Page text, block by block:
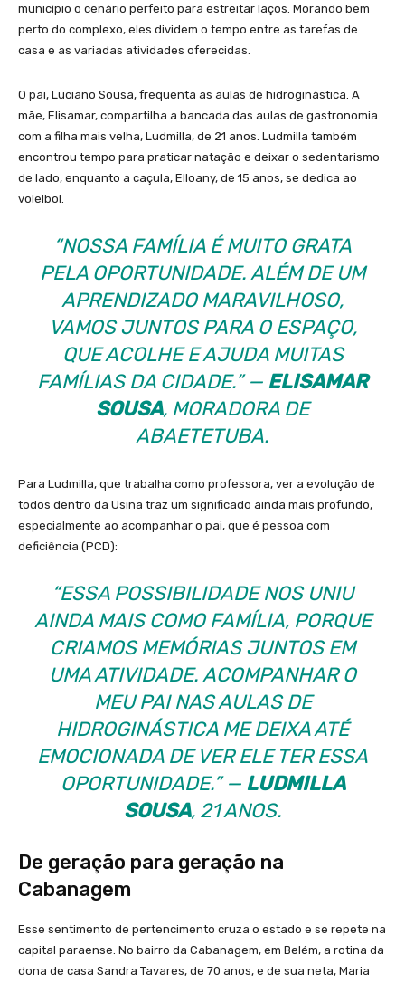
município o cenário perfeito para estreitar laços. Morando bem
perto do complexo, eles dividem o tempo entre as tarefas de
casa e as variadas atividades oferecidas.
O pai, Luciano Sousa, frequenta as aulas de hidroginástica. A
mãe, Elisamar, compartilha a bancada das aulas de gastronomia
com a filha mais velha, Ludmilla, de 21 anos. Ludmilla também
encontrou tempo para praticar natação e deixar o sedentarismo
de lado, enquanto a caçula, Elloany, de 15 anos, se dedica ao
voleibol.
“NOSSA FAMÍLIA É MUITO GRATA
PELA OPORTUNIDADE. ALÉM DE UM
APRENDIZADO MARAVILHOSO,
VAMOS JUNTOS PARA O ESPAÇO,
QUE ACOLHE E AJUDA MUITAS
FAMÍLIAS DA CIDADE.” — ELISAMAR
SOUSA, MORADORA DE
ABAETETUBA.
Para Ludmilla, que trabalha como professora, ver a evolução de
todos dentro da Usina traz um significado ainda mais profundo,
especialmente ao acompanhar o pai, que é pessoa com
deficiência (PCD):
“ESSA POSSIBILIDADE NOS UNIU
AINDA MAIS COMO FAMÍLIA, PORQUE
CRIAMOS MEMÓRIAS JUNTOS EM
UMA ATIVIDADE. ACOMPANHAR O
MEU PAI NAS AULAS DE
HIDROGINÁSTICA ME DEIXA ATÉ
EMOCIONADA DE VER ELE TER ESSA
OPORTUNIDADE.” — LUDMILLA
SOUSA, 21 ANOS.
De geração para geração na
Cabanagem
Esse sentimento de pertencimento cruza o estado e se repete na
capital paraense. No bairro da Cabanagem, em Belém, a rotina da
dona de casa Sandra Tavares, de 70 anos, e de sua neta, Maria